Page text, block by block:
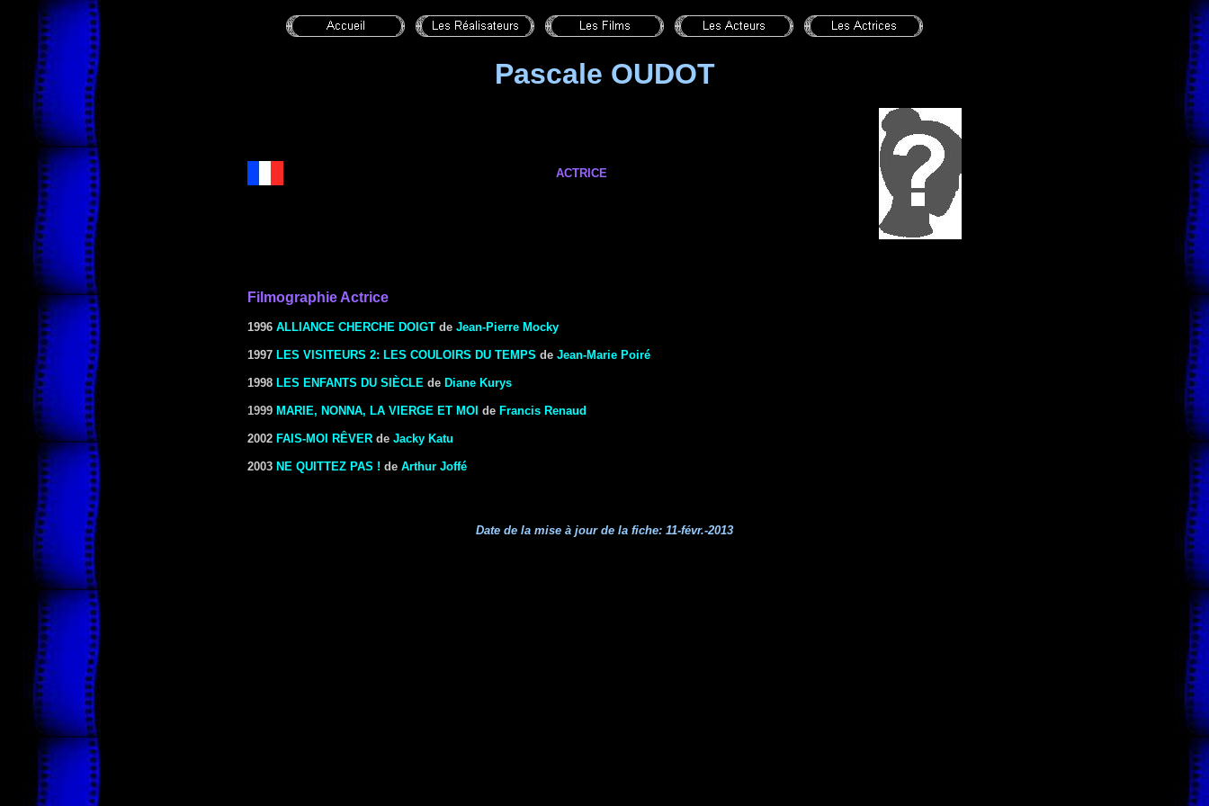
Pascale OUDOT
ACTRICE
Filmographie Actrice
1996 ALLIANCE CHERCHE DOIGT de Jean-Pierre Mocky
1997 LES VISITEURS 2: LES COULOIRS DU TEMPS de Jean-Marie Poiré
1998 LES ENFANTS DU SIÈCLE de Diane Kurys
1999 MARIE, NONNA, LA VIERGE ET MOI de Francis Renaud
2002 FAIS-MOI RÊVER de Jacky Katu
2003 NE QUITTEZ PAS ! de Arthur Joffé
Date de la mise à jour de la fiche: 11-févr.-2013